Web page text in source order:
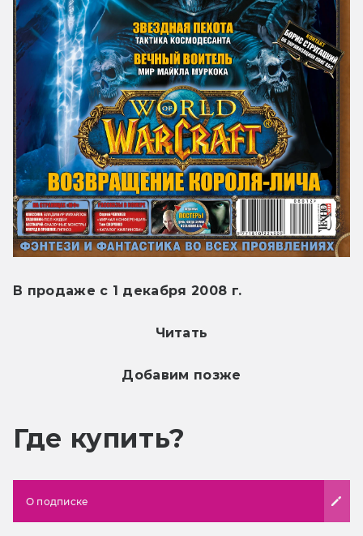
В продаже с 1 декабря 2008 г.
Читать
Добавим позже
Где купить?
О подписке